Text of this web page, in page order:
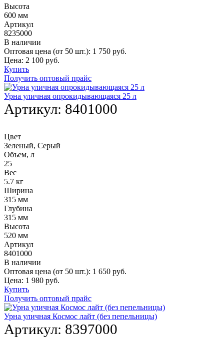
Высота
600 мм
Артикул
8235000
В наличии
Оптовая цена (от 50 шт.): 1 750 руб.
Цена: 2 100 руб.
Купить
Получить оптовый прайс
Урна уличная опрокидывающаяся 25 л
Артикул: 8401000
Цвет
Зеленый, Серый
Объем, л
25
Вес
5.7 кг
Ширина
315 мм
Глубина
315 мм
Высота
520 мм
Артикул
8401000
В наличии
Оптовая цена (от 50 шт.): 1 650 руб.
Цена: 1 980 руб.
Купить
Получить оптовый прайс
Урна уличная Космос лайт (без пепельницы)
Артикул: 8397000